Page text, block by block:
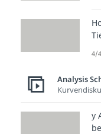
A
4/
Analysis
y